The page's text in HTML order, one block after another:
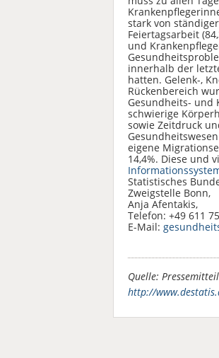
stark von
Feiertagsarbeit
und
innerhalb der
hatten. Gelenk-,
Rückenbereich
Gesundheits- und
schwierige
sowie Zeitdruck
eigene
14,4%. Diese und
Statistisches
Zweigstelle Bonn,
Anja Afentakis,
Telefon: +49 611
E-Mail:
Quelle:
http://